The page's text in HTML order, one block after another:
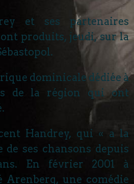
et ses partenaires
produits, jeudi, sur la
dominicale dédiée à
de la région qui ont
Handrey, qui « a la
de ses chansons depuis
En février 2001 à
une comédie